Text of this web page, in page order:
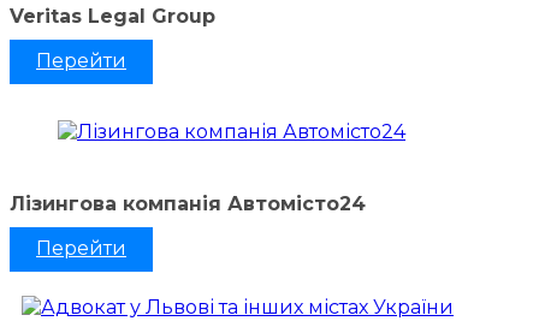
Veritas Legal Group
Перейти
Лізингова компанія Автомісто24
Перейти